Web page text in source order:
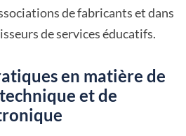
de fabricants et dans
de services éducatifs.
en matière de
et de